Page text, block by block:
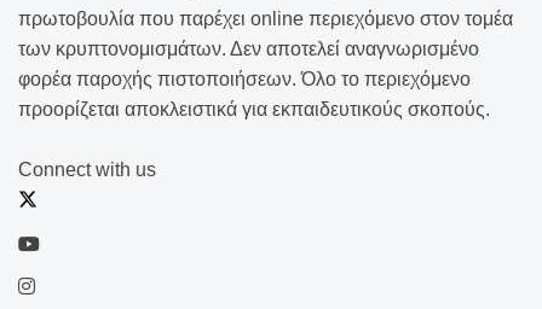
πρωτοβουλία που παρέχει online περιεχόμενο στον τομέα
των κρυπτονομισμάτων. Δεν αποτελεί αναγνωρισμένο
φορέα παροχής πιστοποιήσεων. Όλο το περιεχόμενο
προορίζεται αποκλειστικά για εκπαιδευτικούς σκοπούς.
Connect with us